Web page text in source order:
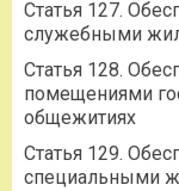
Статья 127.
служебными
Статья 128.
помещениями
общежитиях
Статья 129.
специальными